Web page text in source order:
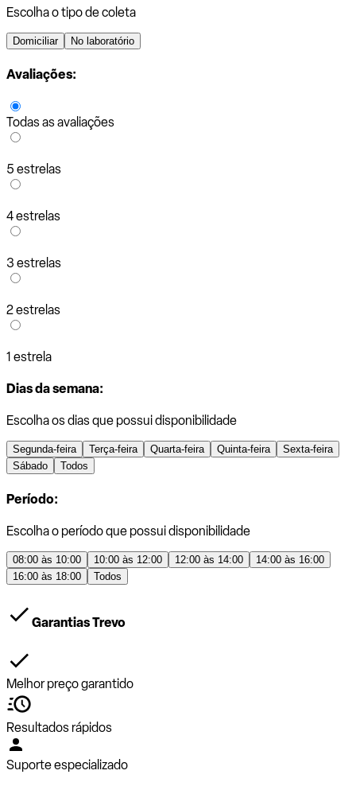
Escolha o tipo de coleta
Domiciliar No laboratório
Avaliações:
Todas as avaliações
5 estrelas
4 estrelas
3 estrelas
2 estrelas
1 estrela
Dias da semana:
Escolha os dias que possui disponibilidade
Segunda-feira Terça-feira Quarta-feira Quinta-feira
Sexta-feira
Sábado
Todos
Período:
Escolha o período que possui disponibilidade
08:00 às 10:00 10:00 às 12:00 12:00 às 14:00
14:00 às 16:00
16:00 às 18:00
Todos
Garantias Trevo
Melhor preço garantido
Resultados rápidos
Suporte especializado